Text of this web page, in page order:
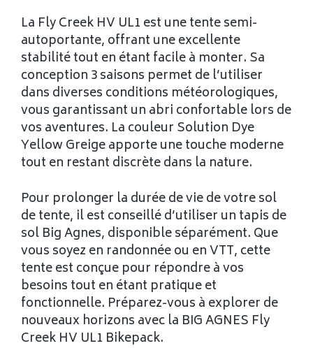
La Fly Creek HV UL1 est une tente semi-
autoportante, offrant une excellente
stabilité tout en étant facile à monter. Sa
conception 3 saisons permet de l’utiliser
dans diverses conditions météorologiques,
vous garantissant un abri confortable lors de
vos aventures. La couleur Solution Dye
Yellow Greige apporte une touche moderne
tout en restant discrète dans la nature.
Pour prolonger la durée de vie de votre sol
de tente, il est conseillé d’utiliser un tapis de
sol Big Agnes, disponible séparément. Que
vous soyez en randonnée ou en VTT, cette
tente est conçue pour répondre à vos
besoins tout en étant pratique et
fonctionnelle. Préparez-vous à explorer de
nouveaux horizons avec la BIG AGNES Fly
Creek HV UL1 Bikepack.